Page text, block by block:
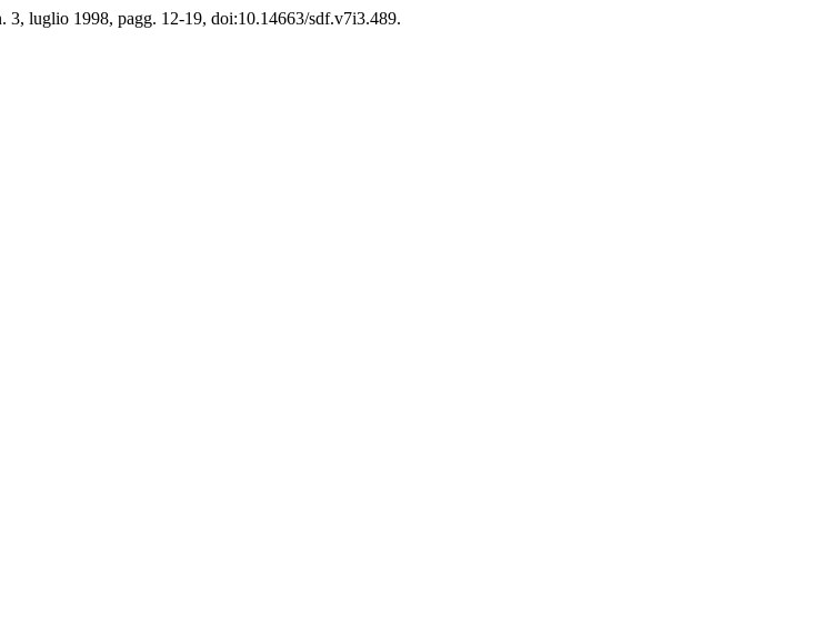
3, luglio 1998, pagg. 12-19, doi:10.14663/sdf.v7i3.489.